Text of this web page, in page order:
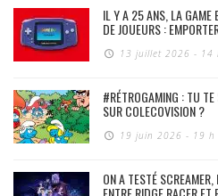
IL Y A 25 ANS, LA GAME
DE JOUEURS :
13 juillet 2026 - 14
#RÉTROGAMING : TU
SUR COLECOVISION ?
19 juin 2026 - 19 h
ON A TESTÉ